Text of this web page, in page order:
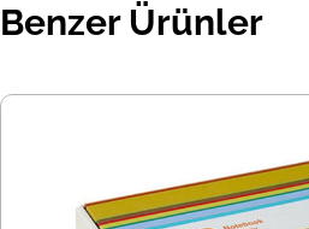
Benzer Ürünler